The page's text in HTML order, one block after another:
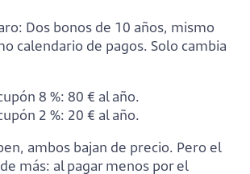
Dos bonos de 10 años, mismo
calendario de pagos. Solo cambia
8 %: 80 € al año.
2 %: 20 € al año.
ambos bajan de precio. Pero el
más: al pagar menos por el